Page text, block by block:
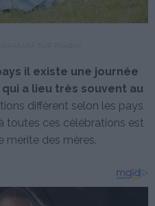
il existe une journée
a lieu très souvent au
diffèrent selon les pays
toutes ces célébrations est
mérite des mères.